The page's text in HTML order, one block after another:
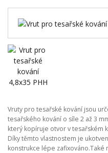
Vruty pro tesařské kování jsou
tesařského kování o síle 2 až 3
který kopíruje otvor v tesařském
Díky těmto vlastnostem je
konstrukce lépe zafixováno.Také